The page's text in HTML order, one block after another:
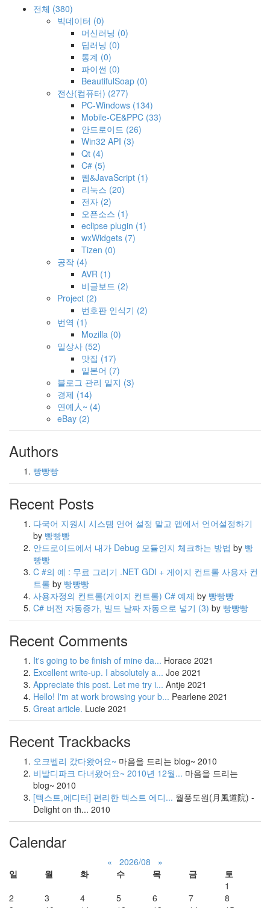
전체 (380)
빅데이터 (0)
머신러닝 (0)
딥러닝 (0)
통계 (0)
파이썬 (0)
BeautifulSoap (0)
전산(컴퓨터) (277)
PC-Windows (134)
Mobile-CE&PPC (33)
안드로이드 (26)
Win32 API (3)
Qt (4)
C# (5)
웹&JavaScript (1)
리눅스 (20)
전자 (2)
오픈소스 (1)
eclipse plugin (1)
wxWidgets (7)
Tizen (0)
공작 (4)
AVR (1)
비글보드 (2)
Project (2)
번호판 인식기 (2)
번역 (1)
Mozilla (0)
일상사 (52)
맛집 (17)
일본어 (7)
블로그 관리 일지 (3)
경제 (14)
연예人~ (4)
eBay (2)
Authors
빵빵빵
Recent Posts
다국어 지원시 시스템 언어 설정 말고 앱에서 언어설정하기
by 빵빵빵
안드로이드에서 내가 Debug 모듈인지 체크하는 방법 by 빵
빵빵
C #의 예 : 무료 그리기 .NET GDI + 게이지 컨트롤 사용자 컨
트롤 by 빵빵빵
사용자정의 컨트롤(게이지 컨트롤) C# 예제 by 빵빵빵
C# 버전 자동증가, 빌드 날짜 자동으로 넣기 (3) by 빵빵빵
Recent Comments
It's going to be finish of mine da... Horace 2021
Excellent write-up. I absolutely a... Joe 2021
Appreciate this post. Let me try i... Antje 2021
Hello! I'm at work browsing your b... Pearlene 2021
Great article. Lucie 2021
Recent Trackbacks
오크벨리 갔다왔어요~ 마음을 드리는 blog~ 2010
비발디파크 다녀왔어요~ 2010년 12월... 마음을 드리는
blog~ 2010
[텍스트,에디터] 편리한 텍스트 에디... 월풍도원(月風道院) -
Delight on th... 2010
Calendar
« 2026/08
»
일
월 화 수 목 금
토
1
2
3 4 5 6 7
8